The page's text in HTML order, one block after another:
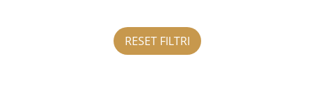
RESET FILTRI